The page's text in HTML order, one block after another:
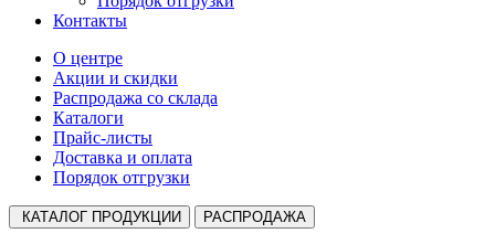
Контакты
О центре
Акции и скидки
Распродажа со склада
Каталоги
Прайс-листы
Доставка и оплата
Порядок отгрузки
КАТАЛОГ ПРОДУКЦИИ РАСПРОДАЖА